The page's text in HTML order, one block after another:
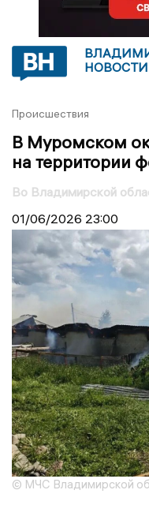
НОВОСТИ
Происшествия
В Муромском
на территории
Во Владимирской
01/06/2026 23:00
© МЧС Владимирской